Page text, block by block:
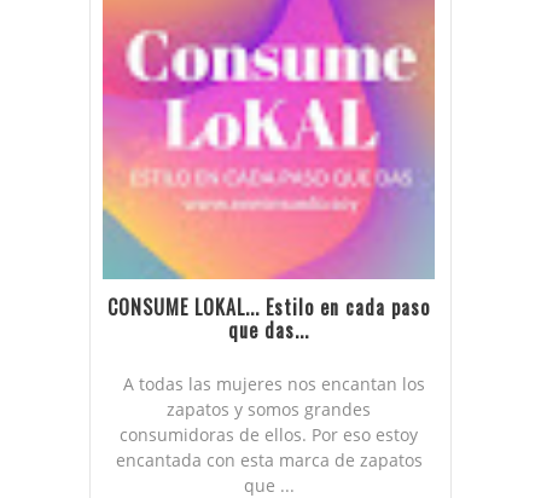
CONSUME LOKAL... Estilo en cada paso
que das...
A todas las mujeres nos encantan los
zapatos y somos grandes
consumidoras de ellos. Por eso estoy
encantada con esta marca de zapatos
que ...